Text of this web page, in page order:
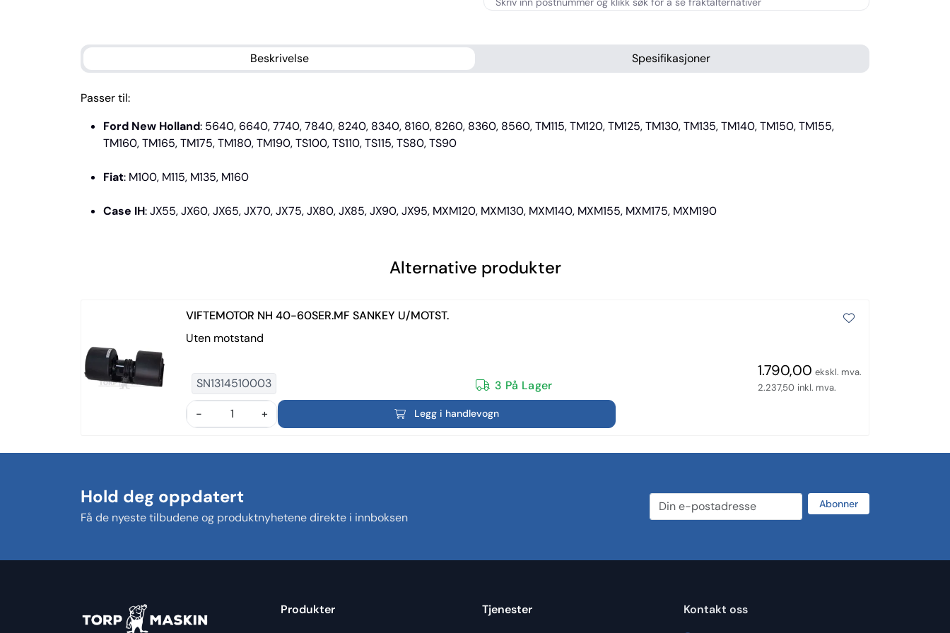
Beskrivelse Spesifikasjoner
Passer til:
Ford New Holland: 5640, 6640, 7740, 7840, 8240, 8340, 8160, 8260, 8360, 8560, TM115, TM120, TM125, TM130, TM135, TM140, TM150, TM155,
TM160, TM165, TM175, TM180, TM190, TS100, TS110, TS115, TS80, TS90
Fiat: M100, M115, M135, M160
Case IH: JX55, JX60, JX65, JX70, JX75, JX80, JX85, JX90, JX95, MXM120, MXM130, MXM140, MXM155, MXM175, MXM190
Alternative produkter
VIFTEMOTOR NH 40-60SER.MF SANKEY U/MOTST.
Uten motstand
SN1314510003 3 På Lager
1.790,00 ekskl. mva.
2.237,50 inkl. mva.
- + Legg i handlevogn
Hold deg oppdatert
Få de nyeste tilbudene og produktnyhetene direkte i innboksen
Abonner
Produkter
Tjenester
Kontakt oss